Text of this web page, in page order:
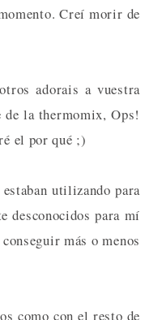
Creí morir de
adorais a vuestra
de la thermomix, Ops!
el por qué ;)
utilizando para
desconocidos para mí
más o menos
como con el resto de